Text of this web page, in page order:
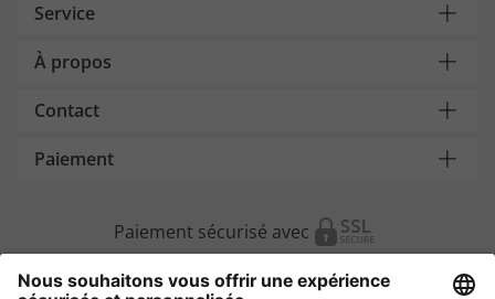
Service
À propos
Contact
Paiement
Paiement sécurisé avec